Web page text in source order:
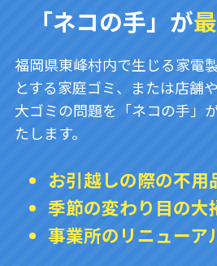
「ネコの手」が
福岡県東峰村内で生じる家電
とする家庭ゴミ、または店舗
大ゴミの問題を「ネコの手」
たします。
お引越しの際の不用
季節の変わり目の大
事業所のリニューア